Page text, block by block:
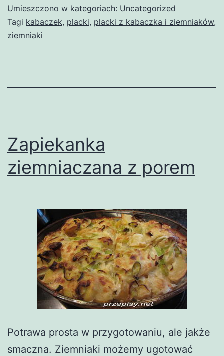
Umieszczono w kategoriach: Uncategorized
Tagi kabaczek, placki, placki z kabaczka i ziemniaków,
ziemniaki
Zapiekanka
ziemniaczana z porem
Potrawa prosta w przygotowaniu, ale jakże
smaczna. Ziemniaki możemy ugotować